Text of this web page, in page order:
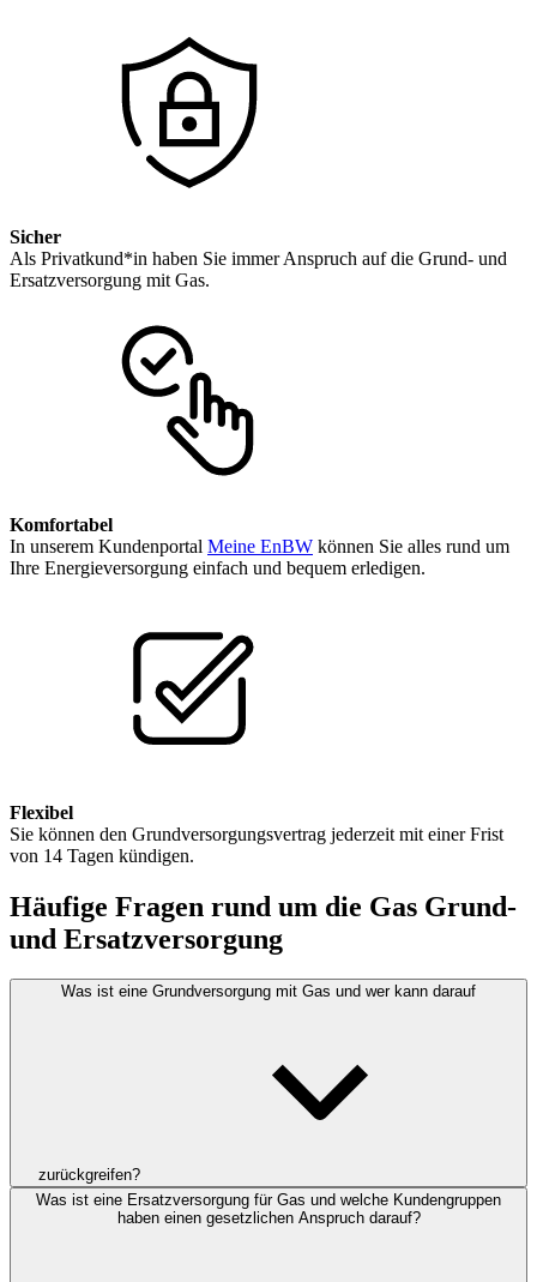
Sicher
Als Privatkund*in haben Sie immer Anspruch auf die Grund- und
Ersatzversorgung mit Gas.
Komfortabel
In unserem Kundenportal Meine EnBW können Sie alles rund um
Ihre Energieversorgung einfach und bequem erledigen.
Flexibel
Sie können den Grundversorgungsvertrag jederzeit mit einer Frist
von 14 Tagen kündigen.
Häufige Fragen rund um die Gas Grund-
und Ersatzversorgung
Was ist eine Grundversorgung mit Gas und wer kann darauf
zurückgreifen?
Was ist eine Ersatzversorgung für Gas und welche Kundengruppen
haben einen gesetzlichen Anspruch darauf?